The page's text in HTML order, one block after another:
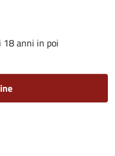
18 anni in poi